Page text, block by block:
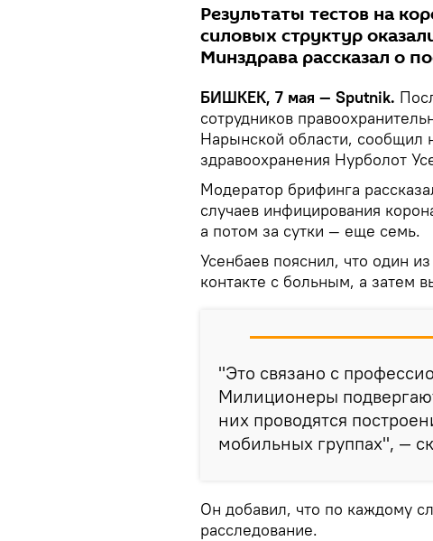
Результаты тестов на
силовых структур
Минздрава рассказал о
БИШКЕК, 7 мая — Sputnik.
сотрудников
Нарынской области, сообщил
здравоохранения Нурболот
Модератор брифинга
случаев инфицирования
а потом за сутки — еще семь.
Усенбаев пояснил, что один
контакте с больным, а затем
"Это связано с
Милиционеры
них проводятся
мобильных группах", —
Он добавил, что по каждому
расследование.